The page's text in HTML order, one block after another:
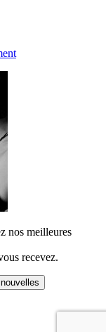
nos meilleures
recevez.